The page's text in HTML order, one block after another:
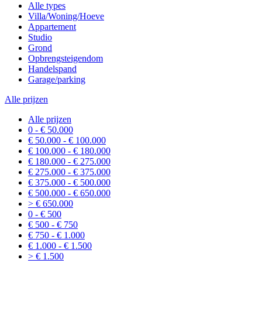
Alle types
Villa/Woning/Hoeve
Appartement
Studio
Grond
Opbrengsteigendom
Handelspand
Garage/parking
Alle prijzen
Alle prijzen
0 - € 50.000
€ 50.000 - € 100.000
€ 100.000 - € 180.000
€ 180.000 - € 275.000
€ 275.000 - € 375.000
€ 375.000 - € 500.000
€ 500.000 - € 650.000
> € 650.000
0 - € 500
€ 500 - € 750
€ 750 - € 1.000
€ 1.000 - € 1.500
> € 1.500